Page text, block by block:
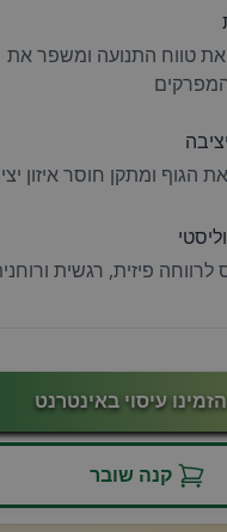
טווח התנועה ומשפר את
המפרקים
הגוף ומתקן חוסר איזון
לרווחה פיזית, רגשית
הזמינו עיסוי באינטרנט
קנה שובר